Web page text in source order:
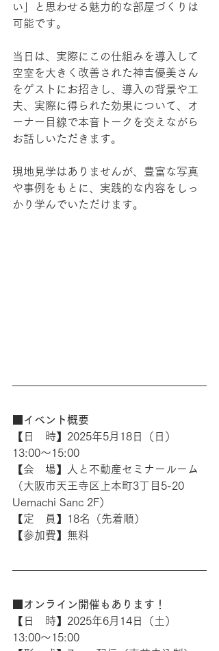
い」と思わせる魅力的な部屋づくりは
可能です。
当日は、実際にこの仕組みを導入して
空室を大きく改善された神吉優美さん
をゲストにお招きし、導入の背景や工
夫、実際に得られた効果について、オ
ーナー目線で本音トークを交えながら
お話しいただきます。
現地見学はありませんが、豊富な写真
や事例をもとに、実践的な内容をしっ
かり学んでいただけます。
■イベント概要
【日　時】2025年5月18日（日）
13:00〜15:00
【会　場】人と不動産セミナールーム
（大阪市天王寺区上本町3丁目5-20
Uemachi Sanc 2F）
【定　員】18名（先着順）
【参加費】無料
■オンライン開催もあります！
【日　時】2025年6月14日（土）
13:00〜15:00